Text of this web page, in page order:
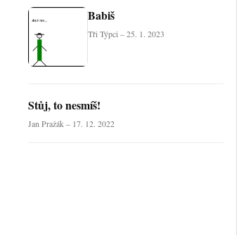
Babiš
Tři Týpci – 25. 1. 2023
Stůj, to nesmíš!
Jan Pražák – 17. 12. 2022